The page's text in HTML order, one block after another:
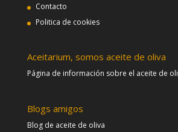
Contacto
Politica de cookies
Aceitarium, somos aceite de oliva
Página de información sobre el aceite de
Blogs amigos
Blog de aceite de oliva